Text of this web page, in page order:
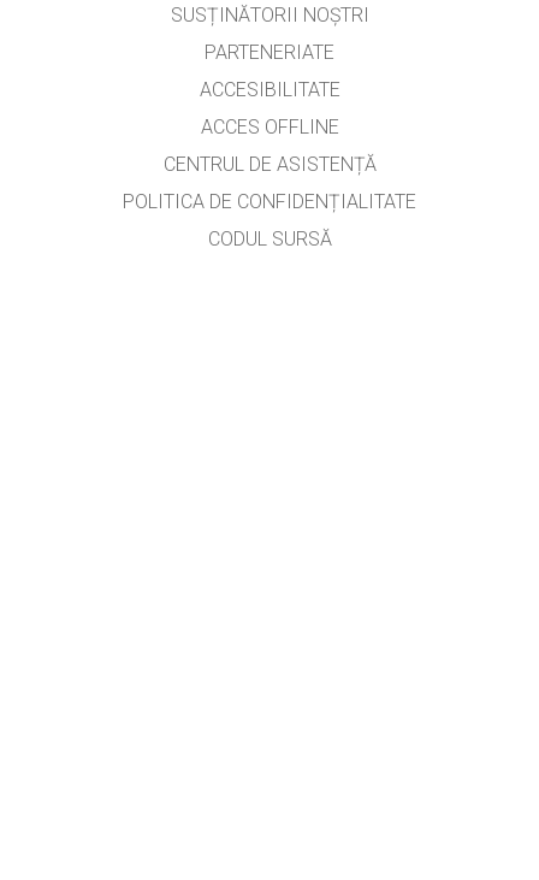
SUSȚINĂTORII NOȘTRI
PARTENERIATE
ACCESIBILITATE
ACCES OFFLINE
CENTRUL DE ASISTENȚĂ
POLITICA DE CONFIDENȚIALITATE
CODUL SURSĂ